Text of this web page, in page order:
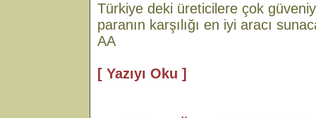
Türkiye deki üreticilere çok
paranın karşılığı en iyi aracı
AA
[ Yazıyı Oku ]